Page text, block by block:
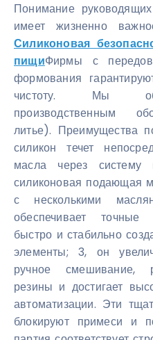
Понимание
имеет жизненно
Силиконовая
пищиФирмы с
формования
чистоту. Мы
производственным
литье). Преимущества
силикон течет
масла через
силиконовая подающая
с несколькими
обеспечивает точные
быстро и стабильно
элементы; 3, он
ручное смешивание,
резины и достигает
автоматизации. Эти
блокируют примеси и